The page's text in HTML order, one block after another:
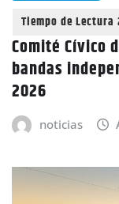
Comité Cívico
bandas
2026
noticias